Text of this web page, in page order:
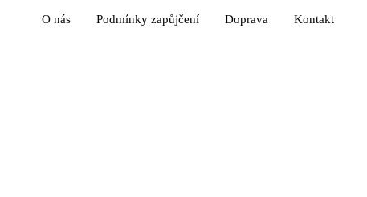
O nás Podmínky zapůjčení Doprava Kontakt